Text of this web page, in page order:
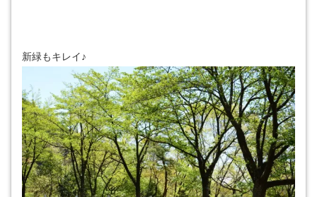
新緑もキレイ♪